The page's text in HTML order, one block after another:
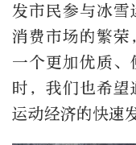
发市民参与冰雪
消费市场的繁荣
一个更加优质、
时，我们也希望
运动经济的快速